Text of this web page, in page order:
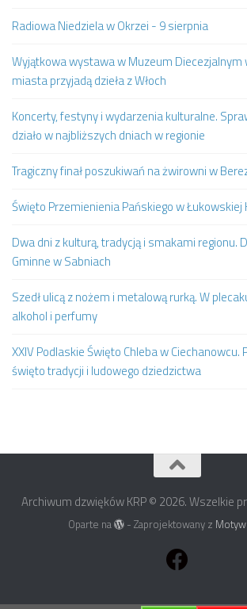
Radiowa Niedziela w Okrzei - 9 sierpnia
Wyjątkowa wystawa w Muzeum Diecezjalnym
miasta przyjadą dzieła z Włoch
Koncerty, festyny i wydarzenia kulturalne.
działo w najbliższych dniach w regionie
Tragiczny finał poszukiwań na żwirowni w
Święto Przemienienia Pańskiego w Łukowskiej
Dwa dni z kulturą, tradycją i smakami regionu.
Gminne w Sabniach
Szedł ulicą z nożem i metalową rurką. W
alkohol i perfumy
XXIV Podlaskie Święto Chleba w Ciechanowcu.
święto tradycji i ludowego dziedzictwa
Archiwum dzwięków KRP © 2026. Wszelkie
Oparte na - Zaprojektowany z